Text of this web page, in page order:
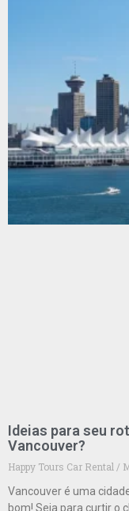
Ideias para seu
Vancouver?
Happy Tours Car Rental
Vancouver é uma
bom! Seja para curtir o